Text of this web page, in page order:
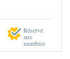
Réservé
aux
membres